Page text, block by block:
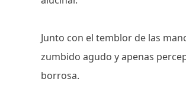
Junto con el temblor de las
zumbido agudo y apenas
borrosa.